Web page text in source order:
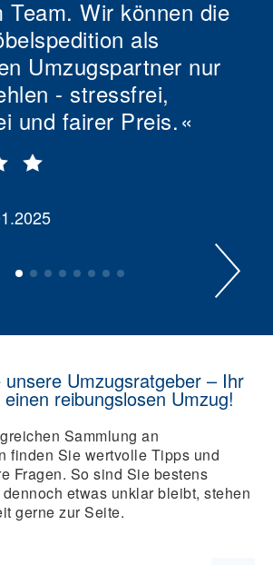
Team. Wir können die
als
Umzugspartner nur
- stressfrei,
und fairer Preis.
unsere Umzugsratgeber – Ihr
reibungslosen Umzug!
Sammlung an
finden Sie wertvolle Tipps und
Fragen. So sind Sie bestens
etwas unklar bleibt, stehen
gerne zur Seite.